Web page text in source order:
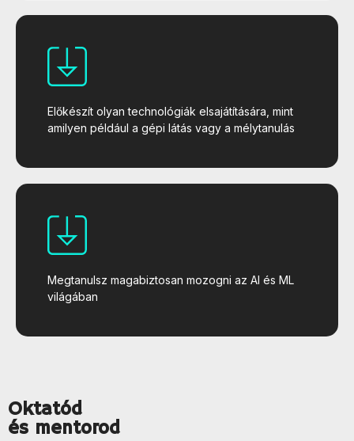
Előkészít olyan technológiák elsajátítására, mint
amilyen például a gépi látás vagy a mélytanulás
Megtanulsz magabiztosan mozogni az AI és ML
világában
Oktatód
és mentorod